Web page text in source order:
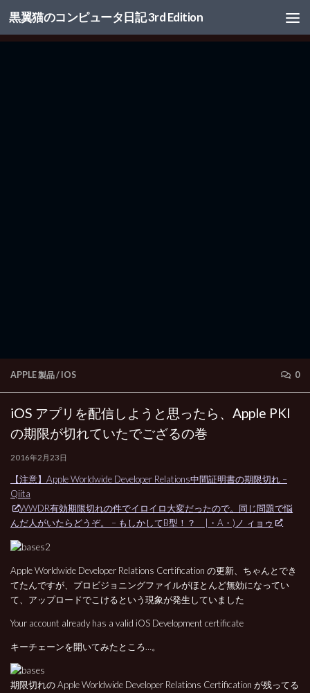
コンテンツへスキップ
黒翼猫のコンピュータ日記 3rd Edition
APPLE 製品/ IOS 0
iOS アプリを配信しようと思ったら、Apple PKI
の期限が切れていたでござるの巻
2016年2月23日
【注意】Apple Worldwide Developer Relations中間証明書の期限切れ –
Qiita
WWDR有効期限切れの件でイロイロ大変だったので。同じ問題で悩
んだ人がいたらどうぞ。 – もしかしてB型！？ |・A・)ノ ィョゥ
Apple Worldwide Developer Relations Certification の更新、ちゃんとでき
てたんですが、プロビジョニングファイルがほとんど無効になってい
て、アップロードでこけるという現象が発生していました
Your account already has a valid iOS Development certificate
キーチェーンを開いてみたところ…。
期限切れの Apple Worldwide Developer Relations Certification が残ってる